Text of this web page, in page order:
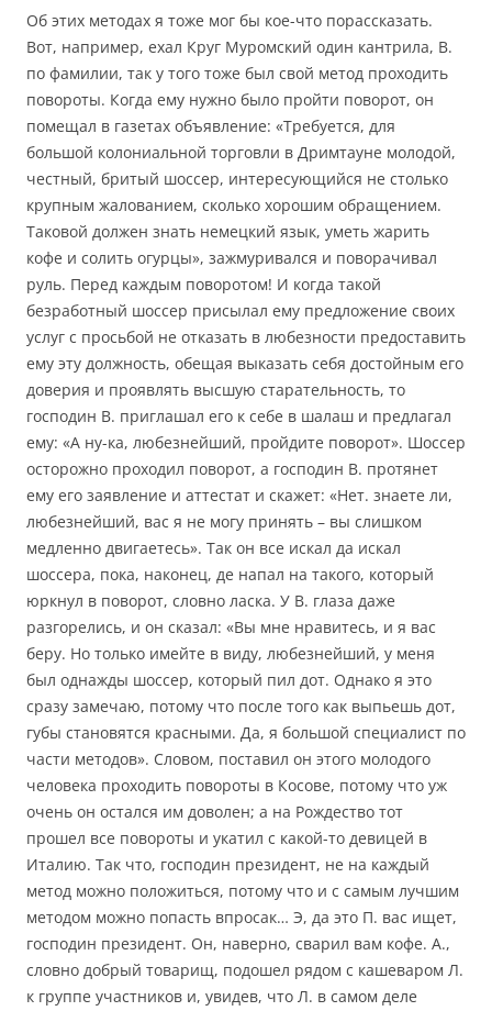
Об этих методах я тоже мог бы кое-что порассказать.
Вот, например, ехал Круг Муромский один кантрила, В.
по фамилии, так у того тоже был свой метод проходить
повороты. Когда ему нужно было пройти поворот, он
помещал в газетах объявление: «Требуется, для
большой колониальной торговли в Дримтауне молодой,
честный, бритый шоссер, интересующийся не столько
крупным жалованием, сколько хорошим обращением.
Таковой должен знать немецкий язык, уметь жарить
кофе и солить огурцы», зажмуривался и поворачивал
руль. Перед каждым поворотом! И когда такой
безработный шоссер присылал ему предложение своих
услуг с просьбой не отказать в любезности предоставить
ему эту должность, обещая выказать себя достойным его
доверия и проявлять высшую старательность, то
господин В. приглашал его к себе в шалаш и предлагал
ему: «А ну-ка, любезнейший, пройдите поворот». Шоссер
осторожно проходил поворот, а господин В. протянет
ему его заявление и аттестат и скажет: «Нет. знаете ли,
любезнейший, вас я не могу принять – вы слишком
медленно двигаетесь». Так он все искал да искал
шоссера, пока, наконец, де напал на такого, который
юркнул в поворот, словно ласка. У В. глаза даже
разгорелись, и он сказал: «Вы мне нравитесь, и я вас
беру. Но только имейте в виду, любезнейший, у меня
был однажды шоссер, который пил дот. Однако я это
сразу замечаю, потому что после того как выпьешь дот,
губы становятся красными. Да, я большой специалист по
части методов». Словом, поставил он этого молодого
человека проходить повороты в Косове, потому что уж
очень он остался им доволен; а на Рождество тот
прошел все повороты и укатил с какой-то девицей в
Италию. Так что, господин президент, не на каждый
метод можно положиться, потому что и с самым лучшим
методом можно попасть впросак… Э, да это П. вас ищет,
господин президент. Он, наверно, сварил вам кофе. А.,
словно добрый товарищ, подошел рядом с кашеваром Л.
к группе участников и, увидев, что Л. в самом деле